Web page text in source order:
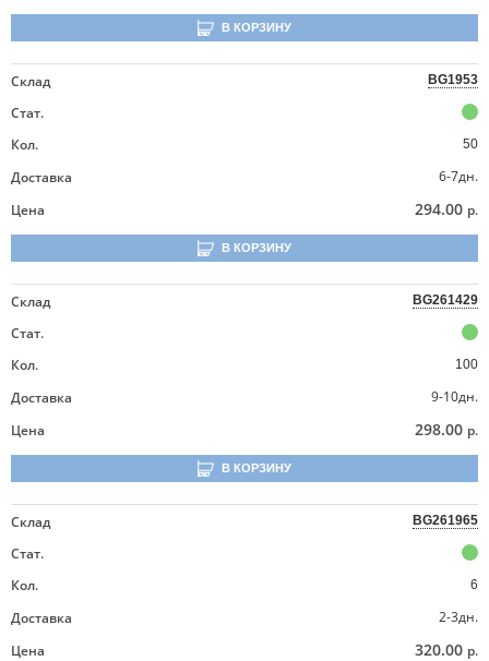
В КОРЗИНУ
Склад BG1953
Стат.
Кол.
50
Доставка
6-7дн.
Цена
294.00 р.
В КОРЗИНУ
Склад BG261429
Стат.
Кол.
100
Доставка
9-10дн.
Цена
298.00 р.
В КОРЗИНУ
Склад BG261965
Стат.
Кол.
6
Доставка
2-3дн.
Цена
320.00 р.